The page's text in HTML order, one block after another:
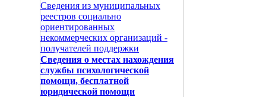
Сведения из муниципальных
реестров социально
ориентированных
некоммерческих организаций -
получателей поддержки
Сведения о местах нахождения
службы психологической
помощи, бесплатной
юридической помощи